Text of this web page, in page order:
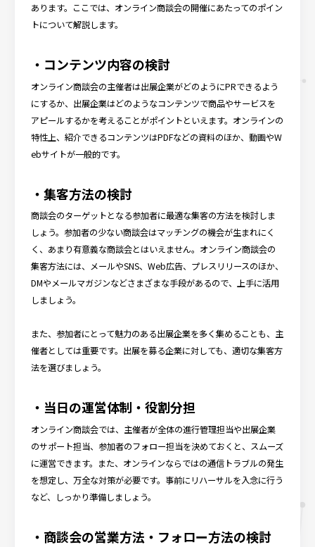
あります。ここでは、オンライン商談会の開催にあたってのポイン
トについて解説します。
・コンテンツ内容の検討
オンライン商談会の主催者は出展企業がどのようにPRできるよう
にするか、出展企業はどのようなコンテンツで商品やサービスを
アピールするかを考えることがポイントといえます。オンラインの
特性上、紹介できるコンテンツはPDFなどの資料のほか、動画やW
ebサイトが一般的です。
・集客方法の検討
商談会のターゲットとなる参加者に最適な集客の方法を検討しま
しょう。参加者の少ない商談会はマッチングの機会が生まれにく
く、あまり有意義な商談会とはいえません。オンライン商談会の
集客方法には、メールやSNS、Web広告、プレスリリースのほか、
DMやメールマガジンなどさまざまな手段があるので、上手に活用
しましょう。
また、参加者にとって魅力のある出展企業を多く集めることも、主
催者としては重要です。出展を募る企業に対しても、適切な集客方
法を選びましょう。
・当日の運営体制・役割分担
オンライン商談会では、主催者が全体の進行管理担当や出展企業
のサポート担当、参加者のフォロー担当を決めておくと、スムーズ
に運営できます。また、オンラインならではの通信トラブルの発生
を想定し、万全な対策が必要です。事前にリハーサルを入念に行う
など、しっかり準備しましょう。
・商談会の営業方法・フォロー方法の検討